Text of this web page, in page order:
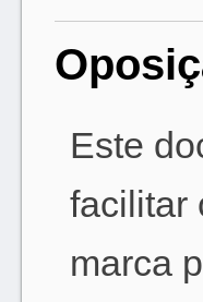
Este
facilitar
marca